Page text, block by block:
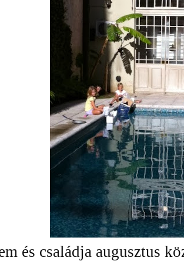
és családja augusztus